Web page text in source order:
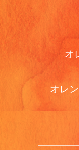
オ
オレ